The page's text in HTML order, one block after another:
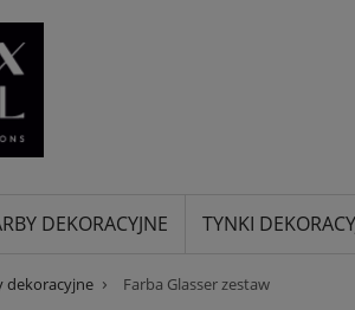
DEKORACYJNE TYNKI
dekoracyjne › Farba Glasser zestaw